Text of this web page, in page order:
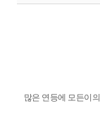
많은 연등에 모든이